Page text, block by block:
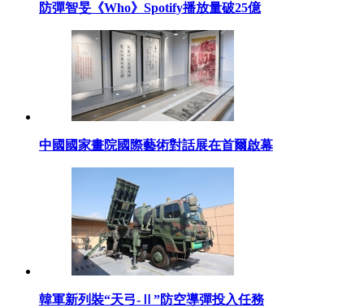
防彈智旻《Who》Spotify播放量破25億
中國國家畫院國際藝術對話展在首爾啟幕
韓軍新列裝“天弓-Ⅱ”防空導彈投入任務